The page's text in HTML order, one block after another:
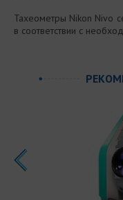
Тахеометры Nikon Nivo
в соответствии с